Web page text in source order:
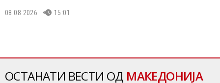
08.08.2026. 15:01
ОСТАНАТИ ВЕСТИ ОД МАКЕДОНИЈА